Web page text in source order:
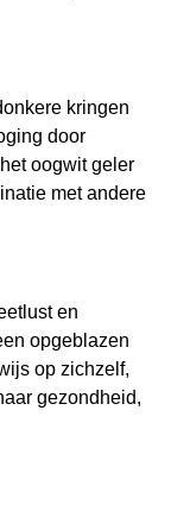
kringen
door
oogwit geler
met andere
en
opgeblazen
op zichzelf,
gezondheid,